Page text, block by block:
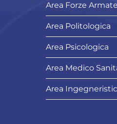
Area Forze Armate
Area Politologica
Area Psicologica
Area Medico
Area